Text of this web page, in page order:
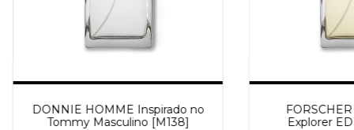
DONNIE HOMME Inspirado no
Tommy Masculino [M138]
Explorer